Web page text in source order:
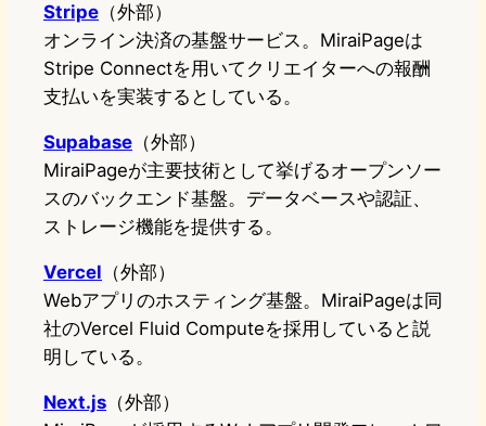
Stripe （外部）
オンライン決済の基盤サービス。MiraiPageは
Stripe Connectを用いてクリエイターへの報酬
支払いを実装するとしている。
Supabase （外部）
MiraiPageが主要技術として挙げるオープンソー
スのバックエンド基盤。データベースや認証、
ストレージ機能を提供する。
Vercel （外部）
Webアプリのホスティング基盤。MiraiPageは同
社のVercel Fluid Computeを採用していると説
明している。
Next.js （外部）